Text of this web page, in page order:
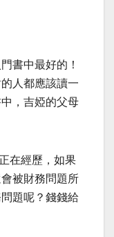
書中最好的！
人都應該讀一
，吉婭的父母
在經歷，如果
被財務問題所
題呢？錢錢給